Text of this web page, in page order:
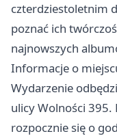
czterdziestoletnim
poznać ich
najnowszych
Informacje o
Wydarzenie
ulicy Wolności
rozpocznie się o